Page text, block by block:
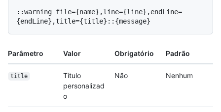
::warning file={name},line={line},endLine=
Parâmetro Valor Obrigatório Padrão
title
Título
personalizad
o
Não Nenhum